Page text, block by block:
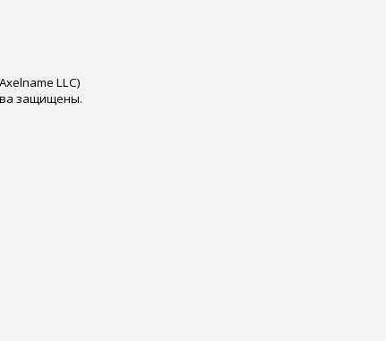
LLC)
защищены.